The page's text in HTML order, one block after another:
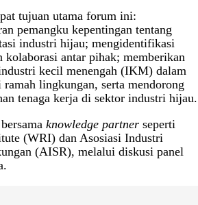
tujuan utama forum ini:
pemangku kepentingan tentang
industri hijau; mengidentifikasi
kolaborasi antar pihak; memberikan
kecil menengah (IKM) dalam
lingkungan, serta mendorong
tenaga kerja di sektor industri hijau.
knowledge partner seperti
(WRI) dan Asosiasi Industri
(AISR), melalui diskusi panel